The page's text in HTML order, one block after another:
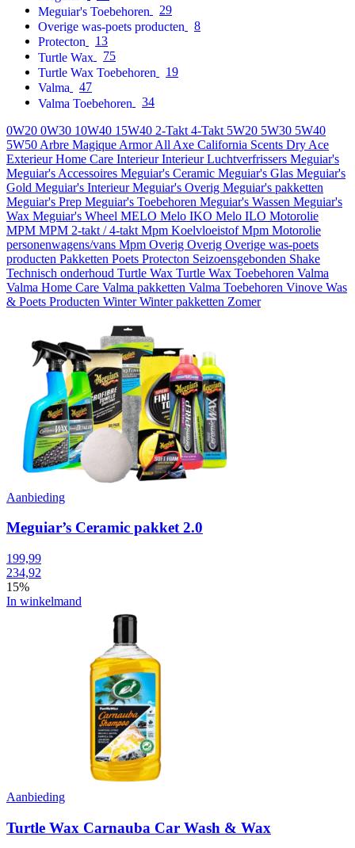
Meguiar's Toebehoren
29
Overige was-poets producten
8
Protecton
13
Turtle Wax
75
Turtle Wax Toebehoren
19
Valma
47
Valma Toebehoren
34
0W20 0W30 10W40 15W40 2-Takt 4-Takt 5W20 5W30 5W40
5W50 Arbre Magique Armor All Axe California Scents Dry Ace
ExterieurHome Care InterieurInterieurLuchtverfrissers Meguiar's
Meguiar's Accessoires Meguiar's Ceramic Meguiar's Glas Meguiar's
Gold Meguiar's InterieurMeguiar's Overig Meguiar's pakketten
Meguiar's Prep Meguiar's Toebehoren Meguiar's Wassen Meguiar's
Wax Meguiar's Wheel MELO Melo IKO Melo ILO Motorolie
MPM MPM 2-takt / 4-takt Mpm KoelvloeistofMpm Motorolie
personenwagens/vans Mpm Overig Overig Overige was-poets
producten Pakketten Poets Protecton Seizoensgebonden Shake
Technisch onderhoud Turtle Wax Turtle Wax Toebehoren Valma
Valma Home Care Valma pakketten Valma Toebehoren Vinove Was
& Poets Producten WinterWinter pakketten Zomer
Aanbieding
Meguiar’s Ceramic pakket 2.0
199,99
234,92
15%
In winkelmand
Aanbieding
Turtle Wax Carnauba Car Wash & Wax